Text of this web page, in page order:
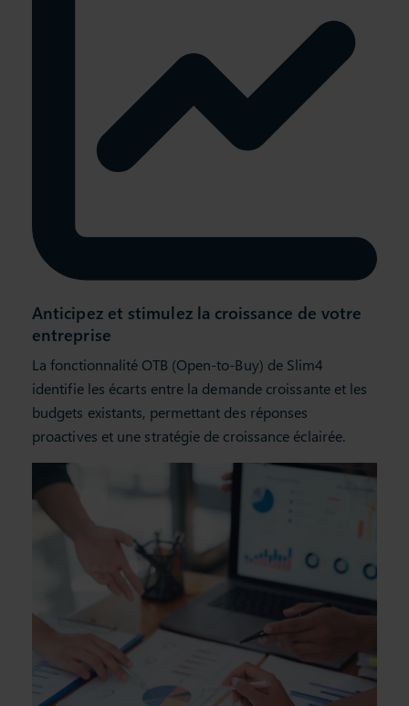
Anticipez et stimulez la croissance de votre
entreprise
La fonctionnalité OTB (Open-to-Buy) de Slim4
identifie les écarts entre la demande croissante et les
budgets existants, permettant des réponses
proactives et une stratégie de croissance éclairée.